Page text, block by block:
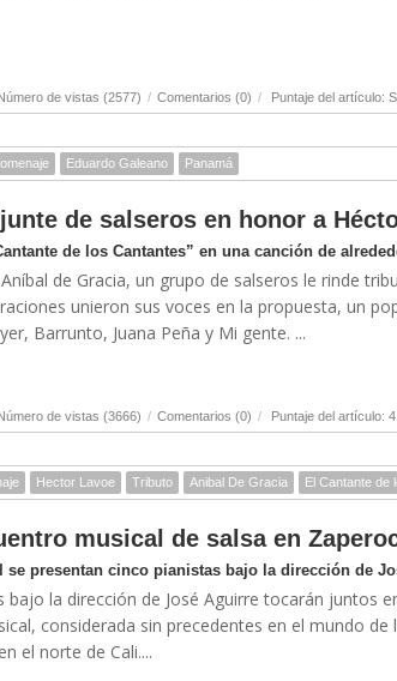
de vistas (2577) / Comentarios (0) / Puntaje del artículo:
Eduardo Galeano Panamá
de salseros en honor a
de los Cantantes” en una canción de
de Gracia, un grupo de salseros le rinde
unieron sus voces en la propuesta, un
Barrunto, Juana Peña y Mi gente. ...
de vistas (3666) / Comentarios (0) / Puntaje del artículo:
Hector Lavoe Tributo Anibal De Gracia El Cantante de
musical de salsa en
se presentan cinco pianistas bajo la dirección de
bajo la dirección de José Aguirre tocarán juntos
considerada sin precedentes en el mundo de
el norte de Cali....